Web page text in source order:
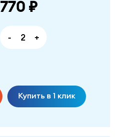
770 ₽
- +
Купить в 1 клик